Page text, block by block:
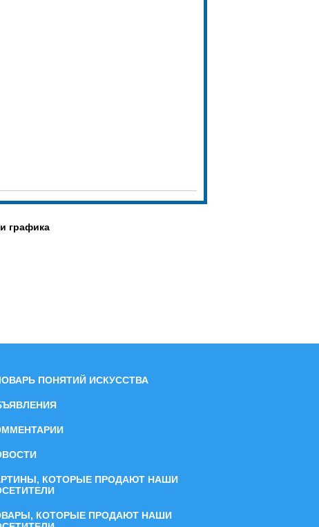
графика
ПОНЯТИЙ ИСКУССТВА
КОТОРЫЕ ПРОДАЮТ НАШИ
КОТОРЫЕ ПРОДАЮТ НАШИ